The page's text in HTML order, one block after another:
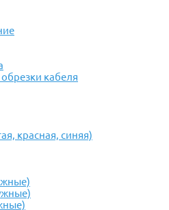
кабеля
красная, синяя)